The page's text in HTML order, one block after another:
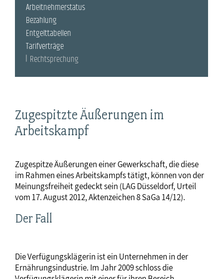
Zugespitzte Äußerungen im
Arbeitskampf
Zugespitze Äußerungen einer Gewerkschaft, die diese
im Rahmen eines Arbeitskampfs tätigt, können von der
Meinungsfreiheit gedeckt sein (LAG Düsseldorf, Urteil
vom 17. August 2012, Aktenzeichen 8 SaGa 14/12).
Der Fall
Die Verfügungsklägerin ist ein Unternehmen in der
Ernährungsindustrie. Im Jahr 2009 schloss die
Arbeitnehmerstatus
Bezahlung
Entgelttabellen
Tarifverträge
Rechtsprechung